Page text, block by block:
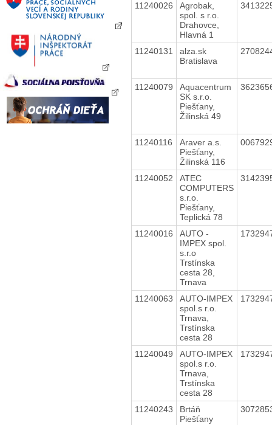
11240026
Agrobak,
spol. s r.o.
Drahovce,
Hlavná 1
11240131
alza.sk
Bratislava
11240079
Aquacentrum
SK s.r.o.
Piešťany,
Žilinská 49
11240116
Araver a.s.
Piešťany,
Žilinská 116
11240052
ATEC
COMPUTERS
s.r.o.
Piešťany,
Teplická 78
11240016
AUTO -
IMPEX spol.
s.r.o
Trstínska
cesta 28,
Trnava
11240063
AUTO-IMPEX
spol.s r.o.
Trnava,
Trstínska
cesta 28
11240049
AUTO-IMPEX
spol.s r.o.
Trnava,
Trstínska
cesta 28
11240243
Brtáň
Piešťany